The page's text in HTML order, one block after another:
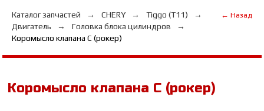
Каталог запчастей CHERY
Tiggo (T11)
Двигатель
Головка блока цилиндров
Коромысло клапана С (рокер)
← Назад
Коромысло клапана С (рокер)